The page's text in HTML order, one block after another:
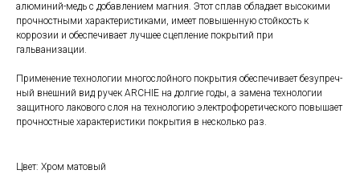
алюминий-медь с добавлением магния. Этот сплав обладает высокими
прочностными характеристиками, имеет повышенную стойкость к
коррозии и обеспечивает лучшее сцепление покрытий при
гальванизации.
Применение технологии многослойного покрытия обеспечивает безупреч-
ный внешний вид ручек ARCHIE на долгие годы, а замена технологии
защитного лакового слоя на технологию электрофоретического повышает
прочностные характеристики покрытия в несколько раз.
Цвет: Хром матовый